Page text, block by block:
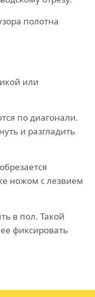
полотна
или
по диагонали.
и разгладить
ножом с лезвием
в пол. Такой
фиксировать